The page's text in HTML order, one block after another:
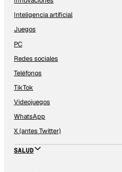
Inteligencia artificial
Juegos
PC
Redes sociales
Teléfonos
TikTok
Videojuegos
WhatsApp
X (antes Twitter)
SALUD